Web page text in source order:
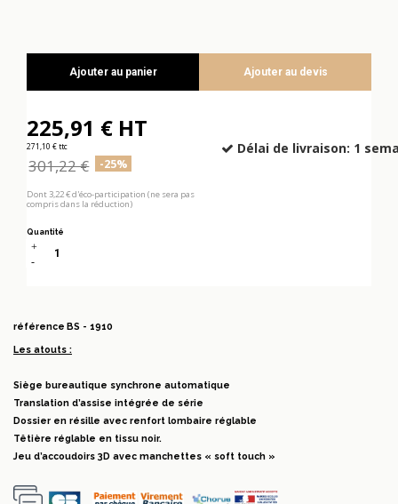
Ajouter au panier Ajouter au devis
225,91 € HT
271,10 € ttc
301,22 € -25%
Dont 3,22 € d'éco-participation (ne sera pas
compris dans la réduction)
Délai de livraison: 1
Quantité
référence BS - 1910
Les atouts :
Siège bureautique synchrone automatique
Translation d’assise intégrée de série
Dossier en résille avec renfort lombaire réglable
Têtière réglable en tissu noir.
Jeu d’accoudoirs 3D avec manchettes « soft touch »